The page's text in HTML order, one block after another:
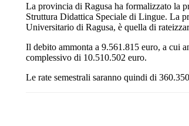
La provincia di Ragusa ha formalizzato la
Struttura Didattica Speciale di Lingue. La
Universitario di Ragusa, è quella di
Il debito ammonta a 9.561.815 euro, a cui
complessivo di 10.510.502 euro.
Le rate semestrali saranno quindi di